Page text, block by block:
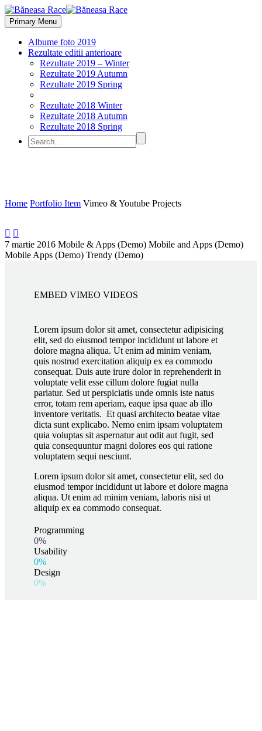
Primary Menu
Albume foto 2019
Rezultate editii anterioare
Rezultate 2019 – Winter
Rezultate 2019 Autumn
Rezultate 2019 Spring
Rezultate 2018 Winter
Rezultate 2018 Autumn
Rezultate 2018 Spring
Home Portfolio Item Vimeo & Youtube Projects
 
7 martie 2016 Mobile & Apps (Demo) Mobile and Apps (Demo)
Mobile Apps (Demo) Trendy (Demo)
EMBED VIMEO VIDEOS
Lorem ipsum dolor sit amet, consectetur adipisicing
elit, sed do eiusmod tempor incididunt ut labore et
dolore magna aliqua. Ut enim ad minim veniam,
quis nostrud exercitation aliquip ex ea commodo
consequat. Duis aute irure dolor in reprehenderit in
voluptate velit esse cillum dolore fugiat nulla
pariatur. Sed ut perspiciatis unde omnis iste natus
error, totam rem aperiam, eaque ipsa quae ab illo
inventore veritatis. Et quasi architecto beatae vitae
dicta sunt explicabo. Nemo enim ipsam voluptatem
quia voluptas sit aspernatur aut odit aut fugit, sed
quia consequuntur magni dolores eos qui ratione
voluptatem sequi nesciunt.
Lorem ipsum dolor sit amet, consectetur elit, sed do
eiusmod tempor incididunt ut labore et dolore magna
aliqua. Ut enim ad minim veniam, laboris nisi ut
aliquip ex ea commodo consequat.
Programming
0%
Usability
0%
Design
0%